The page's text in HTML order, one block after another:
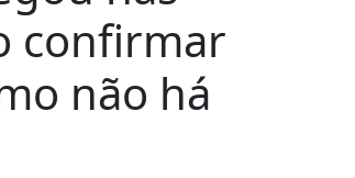
confirmar
não há